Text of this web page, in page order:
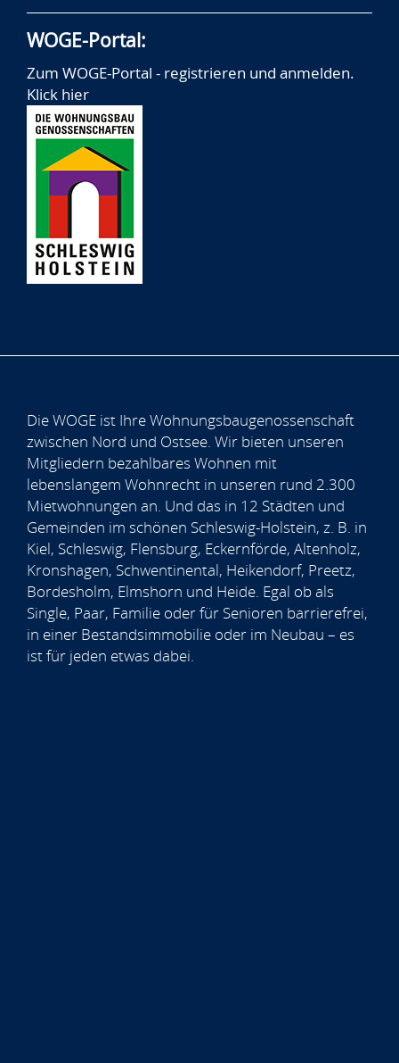
WOGE-Portal:
Zum WOGE-Portal - registrieren und anmelden.
Klick hier
Die WOGE ist Ihre Wohnungsbaugenossenschaft
zwischen Nord und Ostsee. Wir bieten unseren
Mitgliedern bezahlbares Wohnen mit
lebenslangem Wohnrecht in unseren rund 2.300
Mietwohnungen an. Und das in 12 Städten und
Gemeinden im schönen Schleswig-Holstein, z. B. in
Kiel, Schleswig, Flensburg, Eckernförde, Altenholz,
Kronshagen, Schwentinental, Heikendorf, Preetz,
Bordesholm, Elmshorn und Heide. Egal ob als
Single, Paar, Familie oder für Senioren barrierefrei,
in einer Bestandsimmobilie oder im Neubau – es
ist für jeden etwas dabei.